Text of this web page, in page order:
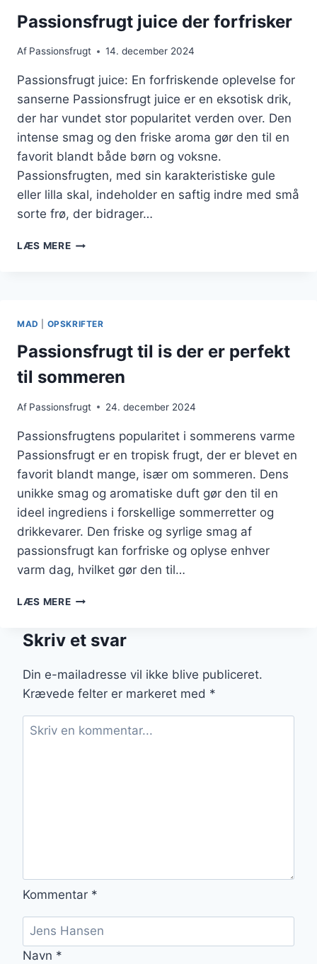
Passionsfrugt juice der forfrisker
Af Passionsfrugt 14. december 2024
Passionsfrugt juice: En forfriskende oplevelse for
sanserne Passionsfrugt juice er en eksotisk drik,
der har vundet stor popularitet verden over. Den
intense smag og den friske aroma gør den til en
favorit blandt både børn og voksne.
Passionsfrugten, med sin karakteristiske gule
eller lilla skal, indeholder en saftig indre med små
sorte frø, der bidrager…
LÆS MEREPASSIONSFRUGT
MAD OPSKRIFTER
Passionsfrugt til is der er perfekt
til sommeren
Af Passionsfrugt 24. december 2024
Passionsfrugtens popularitet i sommerens varme
Passionsfrugt er en tropisk frugt, der er blevet en
favorit blandt mange, især om sommeren. Dens
unikke smag og aromatiske duft gør den til en
ideel ingrediens i forskellige sommerretter og
drikkevarer. Den friske og syrlige smag af
passionsfrugt kan forfriske og oplyse enhver
varm dag, hvilket gør den til…
LÆS MEREPASSIONSFRUGT
DER
PERFEKT
TIL
SOMMEREN
Skriv et svar
Din e-mailadresse vil ikke blive publiceret.
Krævede felter er markeret med *
Kommentar *
Navn *